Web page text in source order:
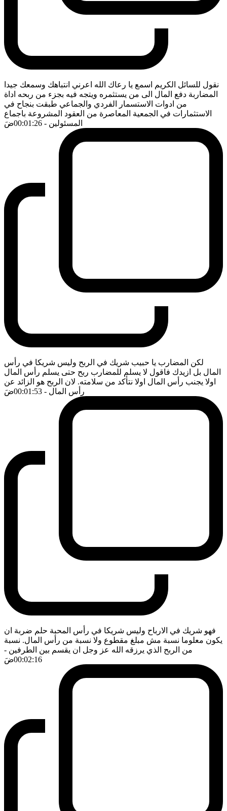
نقول للسائل الكريم اسمع يا رعاك الله اعرني انتباهك وسمعك جيدا
المضاربة دفع المال الى من يستثمره ويتجه فيه بجزء من ربحه اداة
من ادوات الاستسمار الفردي والجماعي طبقت بنجاح في
الاستثمارات في الجمعية المعاصرة من العقود المشروعة باجماع
المسئولين - 00:01:26 ضَ
لكن المضارب يا حبيب شريك في الربح وليس شريكا في رأس
المال بل ازيدك فاقول لا يسلم للمضارب ربح حتى يسلم رأس المال
اولا يجنب رأس المال اولا نتأكد من سلامته. لان الربح هو الزائد عن
رأس المال - 00:01:53 ضَ
فهو شريك في الارباح وليس شريكا في رأس المحبة حلم ضربة ان
يكون معلوما نسبة مش مبلغ مقطوع ولا نسبة من رأس المال. نسبة
من الربح الذي يرزقه الله عز وجل ان يقسم بين الطرفين -
00:02:16ضَ